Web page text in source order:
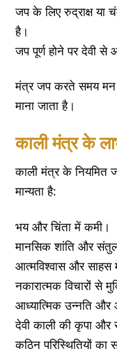
जप के लिए रुद्राक्ष या
है।
जप पूर्ण होने पर देवी से
मंत्र जप करते समय मन
माना जाता है।
काली मंत्र के
काली मंत्र के नियमित
मान्यता है:
भय और चिंता में कमी।
मानसिक शांति और
आत्मविश्वास और साहस
नकारात्मक विचारों से
आध्यात्मिक उन्नति
देवी काली की कृपा और
कठिन परिस्थितियों का